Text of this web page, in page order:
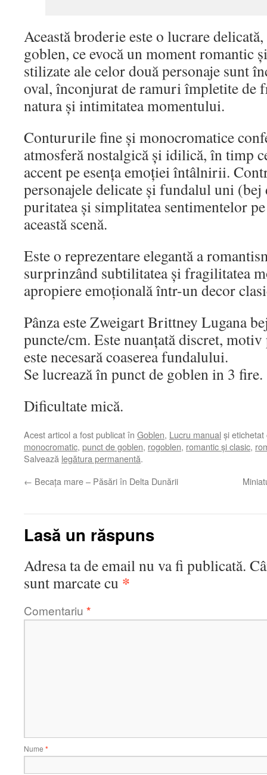
Această broderie este o lucrare
goblen, ce evocă un moment romantic
stilizate ale celor două personaje sunt
oval, înconjurat de ramuri împletite de
natura și intimitatea momentului.
Contururile fine și monocromatice
atmosferă nostalgică și idilică, în timp
accent pe esența emoției întâlnirii.
personajele delicate și fundalul uni (bej
puritatea și simplitatea sentimentelor
această scenă.
Este o reprezentare elegantă a
surprinzând subtilitatea și fragilitatea
apropiere emoțională într-un decor
Pânza este Zweigart Brittney Lugana
puncte/cm. Este nuanțată discret,
este necesară coaserea fundalului.
Se lucrează în punct de goblen in 3 fire.
Dificultate mică.
Acest articol a fost publicat în Goblen, Lucru manual și
monocromatic, punct de goblen, rogoblen, romantic și clasic,
Salvează legătura permanentă.
← Becața mare – Păsări în Delta Dunării
Lasă un răspuns
Adresa ta de email nu va fi publicată.
sunt marcate cu *
Comentariu *
Nume *